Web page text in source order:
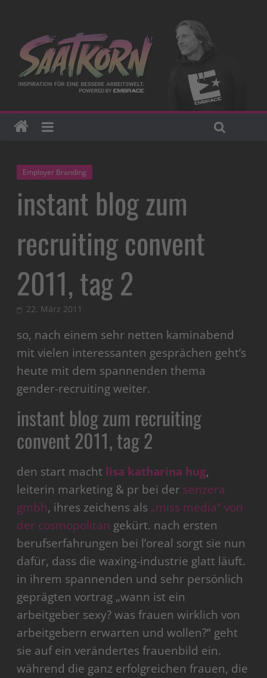
Employer Branding
instant blog zum
recruiting convent
2011, tag 2
22. März 2011
so, nach einem sehr netten kaminabend
mit vielen interessanten gesprächen geht’s
heute mit dem spannenden thema
gender-recruiting weiter.
instant blog zum recruiting
convent 2011, tag 2
den start macht lisa katharina hug,
leiterin marketing & pr bei der senzera
gmbh, ihres zeichens als „miss media“ von
der cosmopolitan gekürt. nach ersten
berufserfahrungen bei l’oreal sorgt sie nun
dafür, dass die waxing-industrie glatt läuft.
in ihrem spannenden und sehr persönlich
geprägten vortrag „wann ist ein
arbeitgeber sexy? was frauen wirklich von
arbeitgebern erwarten und wollen?“ geht
sie auf ein verändertes frauenbild ein.
während die ganz erfolgreichen frauen, die